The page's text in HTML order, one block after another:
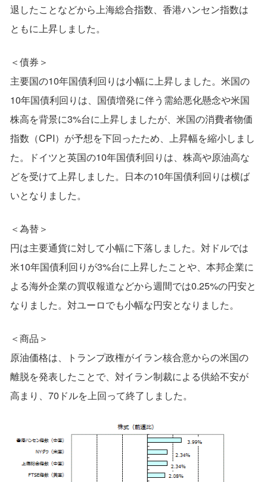
退したことなどから上海総合指数、香港ハンセン指数は
ともに上昇しました。
＜債券＞
主要国の10年国債利回りは小幅に上昇しました。米国の
10年国債利回りは、国債増発に伴う需給悪化懸念や米国
株高を背景に3%台に上昇しましたが、米国の消費者物価
指数（CPI）が予想を下回ったため、上昇幅を縮小しまし
た。ドイツと英国の10年国債利回りは、株高や原油高な
どを受けて上昇しました。日本の10年国債利回りは横ば
いとなりました。
＜為替＞
円は主要通貨に対して小幅に下落しました。対ドルでは
米10年国債利回りが3%台に上昇したことや、本邦企業に
よる海外企業の買収報道などから週間では0.25%の円安と
なりました。対ユーロでも小幅な円安となりました。
＜商品＞
原油価格は、トランプ政権がイラン核合意からの米国の
離脱を発表したことで、対イラン制裁による供給不安が
高まり、70ドルを上回って終了しました。